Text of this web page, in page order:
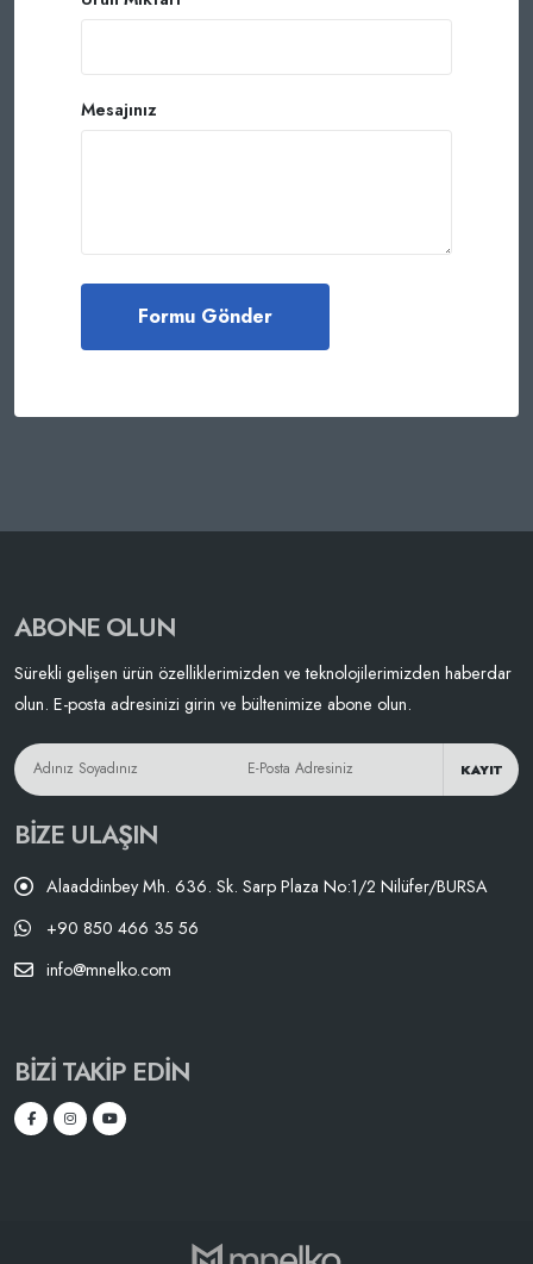
Mesajınız
ABONE OLUN
Sürekli gelişen ürün özelliklerimizden ve teknolojilerimizden haberdar
olun. E-posta adresinizi girin ve bültenimize abone olun.
KAYIT
BIZE ULAŞIN
Alaaddinbey Mh. 636. Sk. Sarp Plaza No:1/2 Nilüfer/BURSA
+90 850 466 35 56
info@mnelko.com
BIZI TAKIP EDIN